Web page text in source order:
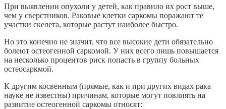
При выявлении опухоли у детей, как правило их рост выше,
чем у сверстников. Раковые клетки саркомы поражают те
участки скелета, которые растут наиболее быстро.
Но это конечно не значит, что все высокие дети обязательно
болеют остеогенной саркомой. У них всего лишь повышается
на несколько процентов риск попасть в группу больных
остеосаркмой.
К другим косвенным (прямые, как и при других видах рака
науке не известны) причинам, которые могут повлиять на
развитие остеогенной саркомы относят: